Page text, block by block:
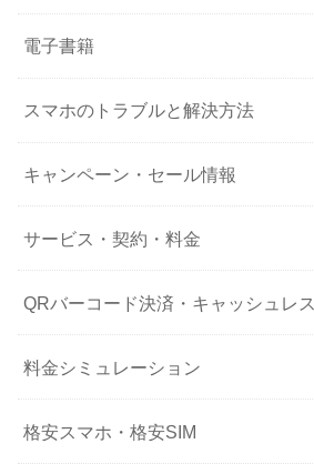
電子書籍
スマホのトラブルと解決方法
キャンペーン・セール情報
サービス・契約・料金
QRバーコード決済・キャッシュレス
料金シミュレーション
格安スマホ・格安SIM